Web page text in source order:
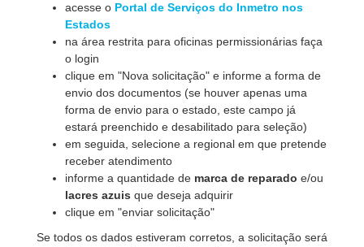
acesse o Portal de Serviços do Inmetro nos
Estados
na área restrita para oficinas permissionárias faça
o login
clique em "Nova solicitação" e informe a forma de
envio dos documentos (se houver apenas uma
forma de envio para o estado, este campo já
estará preenchido e desabilitado para seleção)
em seguida, selecione a regional em que pretende
receber atendimento
informe a quantidade de marca de reparado e/ou
lacres azuis que deseja adquirir
clique em "enviar solicitação"
Se todos os dados estiveram corretos, a solicitação será